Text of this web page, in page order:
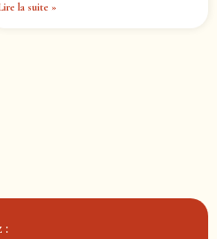
la suite »
: